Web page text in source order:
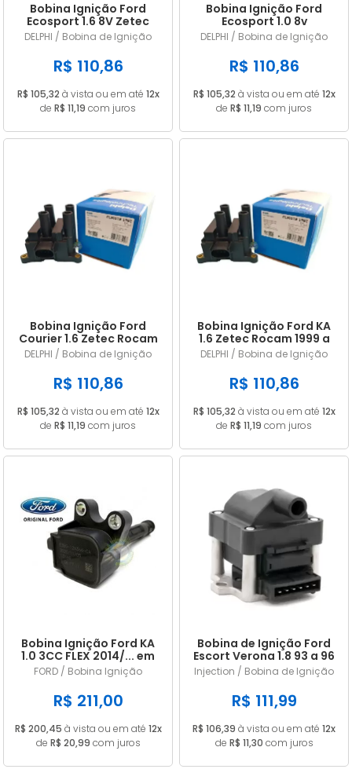
Bobina Ignição Ford
Ecosport 1.6 8V Zetec
Rocam 2003 a 2008
988F12029AC
DELPHI / Bobina de Ignição
R$ 110,86
R$ 105,32 à vista ou em até 12x
de R$ 11,19 com juros
Bobina Ignição Ford
Ecosport 1.0 8v
Supercharger (Zetec-
Rocam) 2003 a 2008
988F12029AC
DELPHI / Bobina de Ignição
R$ 110,86
R$ 105,32 à vista ou em até 12x
de R$ 11,19 com juros
Bobina Ignição Ford
Courier 1.6 Zetec Rocam
1999 a 2008
988F12029AC
DELPHI / Bobina de Ignição
R$ 110,86
R$ 105,32 à vista ou em até 12x
de R$ 11,19 com juros
Bobina Ignição Ford KA
1.6 Zetec Rocam 1999 a
2007 988F12029AC
DELPHI / Bobina de Ignição
R$ 110,86
R$ 105,32 à vista ou em até 12x
de R$ 11,19 com juros
Bobina Ignição Ford KA
1.0 3CC FLEX 2014/... em
diante E3BG12A366CA
FORD / Bobina Ignição
R$ 211,00
R$ 200,45 à vista ou em até 12x
de R$ 20,99 com juros
Bobina de Ignição Ford
Escort Verona 1.8 93 a 96
VW Logus Gol 1000
Passat 1.6 1.8 Voyage
Seat 6 Pinos
Injection / Bobina de Ignição
R$ 111,99
R$ 106,39 à vista ou em até 12x
de R$ 11,30 com juros